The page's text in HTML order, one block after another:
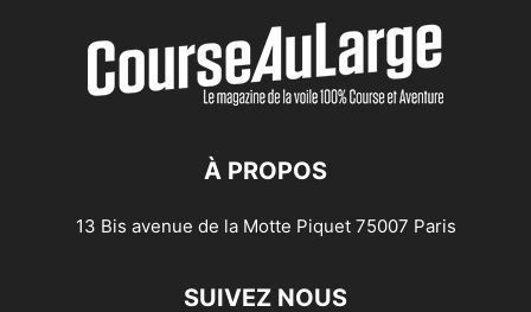
À PROPOS
13 Bis avenue de la Motte Piquet 75007 Paris
SUIVEZ NOUS